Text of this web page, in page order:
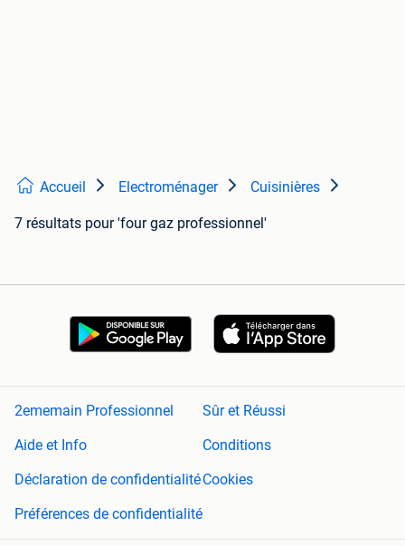
Accueil Electroménager Cuisinières
7 résultats pour 'four gaz professionnel'
2ememain Professionnel
Sûr et Réussi
Aide et Info
Conditions
Déclaration de confidentialitéCookies
Préférences de confidentialité